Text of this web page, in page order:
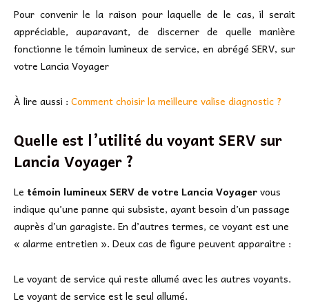
Pour convenir le la raison pour laquelle de le cas, il serait
appréciable, auparavant, de discerner de quelle manière
fonctionne le témoin lumineux de service, en abrégé SERV, sur
votre Lancia Voyager
À lire aussi : Comment choisir la meilleure valise diagnostic ?
Quelle est l’utilité du voyant SERV sur
Lancia Voyager ?
Le témoin lumineux SERV de votre Lancia Voyagervous
indique qu’une panne qui subsiste, ayant besoin d’un passage
auprès d’un garagiste. En d’autres termes, ce voyant est une
« alarme entretien ». Deux cas de figure peuvent apparaitre :
Le voyant de service qui reste allumé avec les autres voyants.
Le voyant de service est le seul allumé.